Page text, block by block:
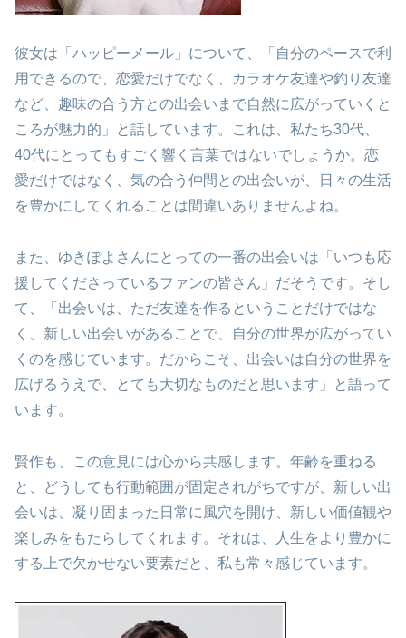
彼女は「ハッピーメール」について、「自分のペースで利
用できるので、恋愛だけでなく、カラオケ友達や釣り友達
など、趣味の合う方との出会いまで自然に広がっていくと
ころが魅力的」と話しています。これは、私たち30代、
40代にとってもすごく響く言葉ではないでしょうか。恋
愛だけではなく、気の合う仲間との出会いが、日々の生活
を豊かにしてくれることは間違いありませんよね。
また、ゆきぽよさんにとっての一番の出会いは「いつも応
援してくださっているファンの皆さん」だそうです。そし
て、「出会いは、ただ友達を作るということだけではな
く、新しい出会いがあることで、自分の世界が広がってい
くのを感じています。だからこそ、出会いは自分の世界を
広げるうえで、とても大切なものだと思います」と語って
います。
賢作も、この意見には心から共感します。年齢を重ねる
と、どうしても行動範囲が固定されがちですが、新しい出
会いは、凝り固まった日常に風穴を開け、新しい価値観や
楽しみをもたらしてくれます。それは、人生をより豊かに
する上で欠かせない要素だと、私も常々感じています。